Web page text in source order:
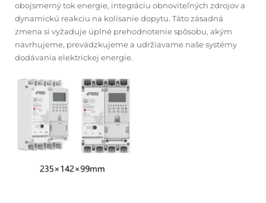
obojsmerný tok energie, integráciu obnoviteľných zdrojov a
dynamickú reakciu na kolísanie dopytu. Táto zásadná
zmena si vyžaduje úplné prehodnotenie spôsobu, akým
navrhujeme, prevádzkujeme a udržiavame naše systémy
dodávania elektrickej energie.